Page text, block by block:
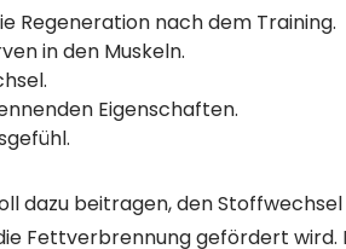
Regeneration nach dem Training.
in den Muskeln.
Eigenschaften.
dazu beitragen, den
Fettverbrennung gefördert wird.